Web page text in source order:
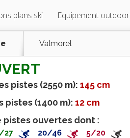
plans ski Equipement outdoor
Valmorel
pistes (2550 m):145 cm
pistes (1400 m):12 cm
pistes ouvertes dont :
27 20/46 5/20